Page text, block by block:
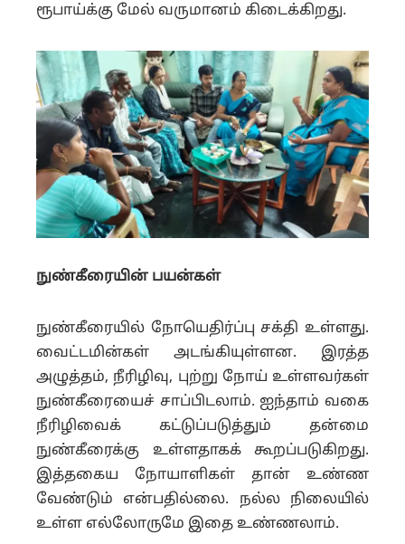
ரூபாய்க்கு மேல் வருமானம் கிடைக்கிறது.
நுண்கீரையின் பயன்கள்
நுண்கீரையில் நோயெதிர்ப்பு சக்தி உள்ளது.
வைட்டமின்கள் அடங்கியுள்ளன. இரத்த
அழுத்தம், நீரிழிவு, புற்று நோய் உள்ளவர்கள்
நுண்கீரையைச் சாப்பிடலாம். ஐந்தாம் வகை
நீரிழிவைக் கட்டுப்படுத்தும் தன்மை
நுண்கீரைக்கு உள்ளதாகக் கூறப்படுகிறது.
இத்தகைய நோயாளிகள் தான் உண்ண
வேண்டும் என்பதில்லை. நல்ல நிலையில்
உள்ள எல்லோருமே இதை உண்ணலாம்.